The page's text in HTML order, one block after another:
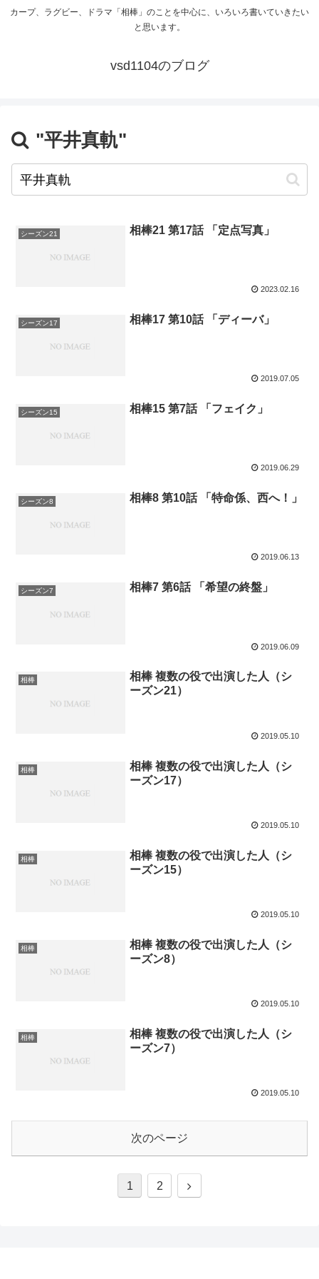
カープ、ラグビー、ドラマ「相棒」のことを中心に、いろいろ書いていきたい
と思います。
vsd1104のブログ
"平井真軌"
シーズン21 相棒21 第17話 「定点写真」
2023.02.16
シーズン17 相棒17 第10話 「ディーバ」
2019.07.05
シーズン15 相棒15 第7話 「フェイク」
2019.06.29
シーズン8 相棒8 第10話 「特命係、西へ！」
2019.06.13
シーズン7 相棒7 第6話 「希望の終盤」
2019.06.09
相棒
相棒 複数の役で出演した人（シ
ーズン21）
2019.05.10
相棒
相棒 複数の役で出演した人（シ
ーズン17）
2019.05.10
相棒
相棒 複数の役で出演した人（シ
ーズン15）
2019.05.10
相棒
相棒 複数の役で出演した人（シ
ーズン8）
2019.05.10
相棒
相棒 複数の役で出演した人（シ
ーズン7）
2019.05.10
次のページ
1 2
次